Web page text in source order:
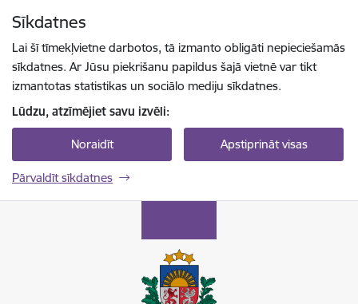
Sīkdatnes
Lai šī tīmekļvietne darbotos, tā izmanto obligāti nepieciešamās
sīkdatnes. Ar Jūsu piekrišanu papildus šajā vietnē var tikt
izmantotas statistikas un sociālo mediju sīkdatnes.
Lūdzu, atzīmējiet savu izvēli:
Noraidīt Apstiprināt visas
Pārvaldīt sīkdatnes